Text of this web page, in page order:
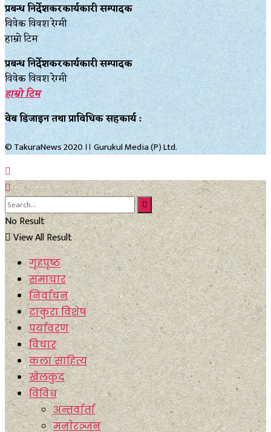
प्रबन्ध निर्देशकरकार्यकारी सम्पादक
विवेक विवश रेग्मी
हाम्रो टिम
प्रबन्ध निर्देशकरकार्यकारी सम्पादक
विवेक विवश रेग्मी
हाम्रो टिम
वेब डिजाइन तथा प्राविधिक सहकार्य :
© TakuraNews 2020 ।। Gurukul Media (P) Ltd.
No Result
View All Result
गृहपृष्ठ
समाचार
निर्वाचन
टाकुरा विशेष
पर्यावरण
विचार
कला साहित्य
खेलकुद
विविध
अन्तर्वार्ता
मनाेरञ्जन